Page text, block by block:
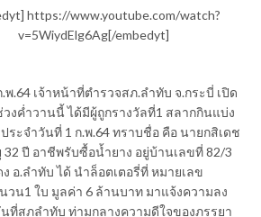
https://www.youtube.com/watch?
v=5WiydElg6Ag[/embedyt]
.พ.64 เจ้าหน้าที่ตำรวจสภ.ลำทับ จ.กระบี่ เปิด
วงค่ำวานนี้ ได้มีผู้ถูกรางวัลที่1 สลากกินแบ่ง
ระจำวันที่ 1 ก.พ.64 ทราบชื่อ คือ นายกสิเดช
32 ปี อาชีพรับซื้อน้ำยาง อยู่บ้านเลขที่ 82/3
อ.ลำทับ ได้ นำล็อตเตอรี่ที่ หมายเลข
วน1 ใบ มูลค่า 6 ล้านบาท มาแจ้งความลง
ที่สภลำทับ ท่ามกลางความดีใจของภรรยา